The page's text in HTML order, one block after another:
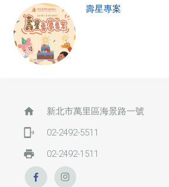
壽星專案
home 新北市萬里區海景路一號
phonelink_ring 02-2492-5511
print 02-2492-1511